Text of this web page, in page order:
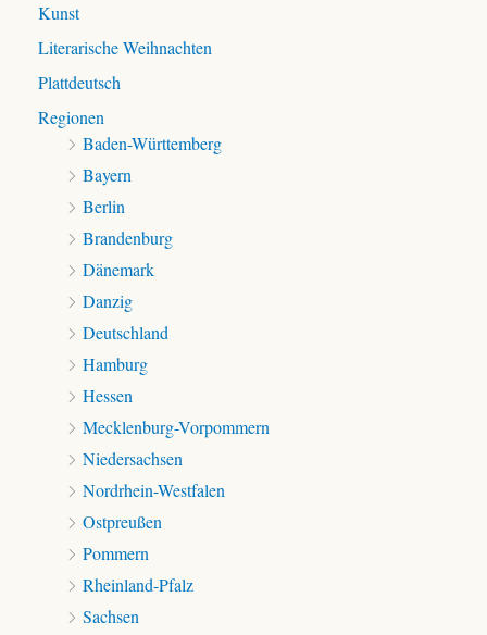
Kunst
Literarische Weihnachten
Plattdeutsch
Regionen
Baden-Württemberg
Bayern
Berlin
Brandenburg
Dänemark
Danzig
Deutschland
Hamburg
Hessen
Mecklenburg-Vorpommern
Niedersachsen
Nordrhein-Westfalen
Ostpreußen
Pommern
Rheinland-Pfalz
Sachsen